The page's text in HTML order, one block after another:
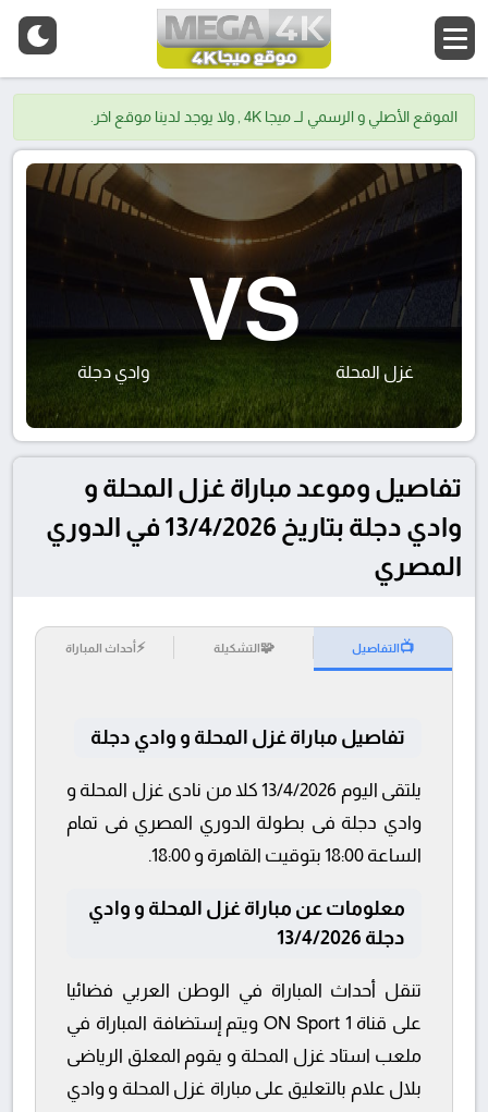
الموقع الأصلي و الرسمي لــ ميجا 4K , ولا يوجد لدينا موقع اخر.
غزل المحلة
VS
وادي دجلة
تفاصيل وموعد مباراة غزل المحلة و
وادي دجلة بتاريخ 13/4/2026 في الدوري
المصري
📺التفاصيل 🧩التشكيلة ⚡أحداث المباراة
تفاصيل مباراة غزل المحلة و وادي دجلة
يلتقى اليوم 13/4/2026 كلا من نادى غزل المحلة و
وادي دجلة فى بطولة الدوري المصري فى تمام
الساعة 18:00 بتوقيت القاهرة و 18:00.
معلومات عن مباراة غزل المحلة و وادي
دجلة 13/4/2026
تنقل أحداث المباراة في الوطن العربي فضائيا
على قناة ON Sport 1 ويتم إستضافة المباراة في
ملعب استاد غزل المحلة و يقوم المعلق الرياضى
بلال علام بالتعليق على مباراة غزل المحلة و وادي